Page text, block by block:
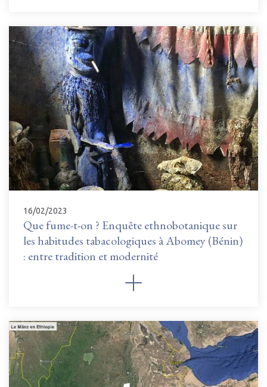
16/02/2023
Que fume-t-on ? Enquête ethnobotanique sur
les habitudes tabacologiques à Abomey (Bénin)
: entre tradition et modernité